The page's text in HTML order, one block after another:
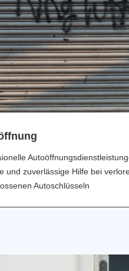
und zuverlässige Hilfe bei
Autoschlüsseln